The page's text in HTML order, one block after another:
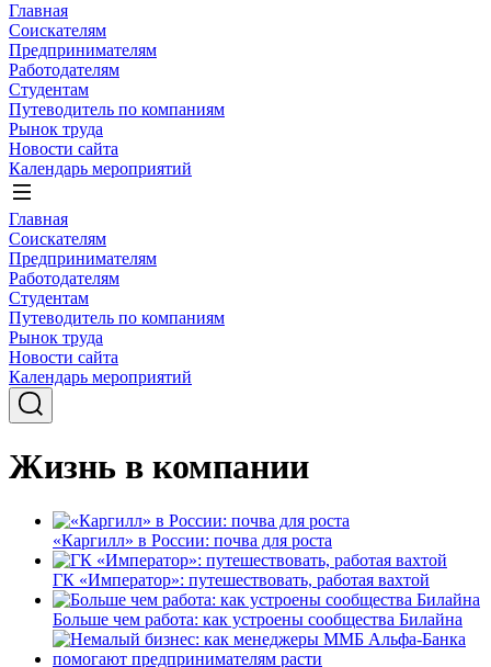
Главная
Соискателям
Предпринимателям
Работодателям
Студентам
Путеводитель по компаниям
Рынок труда
Новости сайта
Календарь мероприятий
Главная
Соискателям
Предпринимателям
Работодателям
Студентам
Путеводитель по компаниям
Рынок труда
Новости сайта
Календарь мероприятий
Жизнь в компании
«Каргилл» в России: почва для роста
ГК «Император»: путешествовать, работая вахтой
Больше чем работа: как устроены сообщества Билайна